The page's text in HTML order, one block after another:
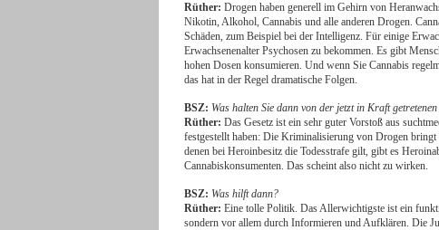
Rüther: Drogen haben generell im Gehirn von
Nikotin, Alkohol, Cannabis und alle anderen Drogen.
Schäden, zum Beispiel bei der Intelligenz. Für einige
Erwachsenenalter Psychosen zu bekommen. Es gibt
hohen Dosen konsumieren. Und wenn Sie Cannabis
das hat in der Regel dramatische Folgen.
BSZ: Was halten Sie dann von der jetzt in Kraft
Rüther: Das Gesetz ist ein sehr guter Vorstoß aus
festgestellt haben: Die Kriminalisierung von Drogen
denen bei Heroinbesitz die Todesstrafe gilt, gibt es
Cannabiskonsumenten. Das scheint also nicht zu wirken.
BSZ: Was hilft dann?
Rüther: Eine tolle Politik. Das Allerwichtigste ist ein
sondern vor allem durch Informieren und Aufklären. Die